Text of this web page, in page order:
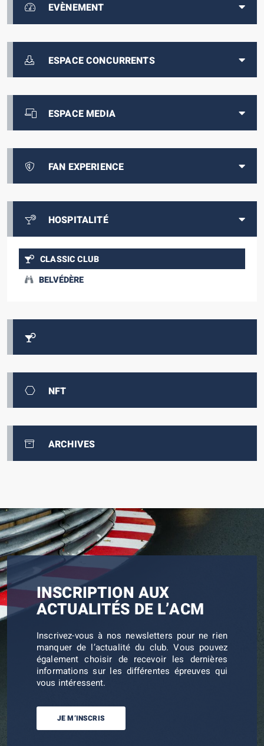
EVÈNEMENT
ESPACE CONCURRENTS
ESPACE MEDIA
FAN EXPERIENCE
HOSPITALITÉ
CLASSIC CLUB
BELVÉDÈRE
NFT
ARCHIVES
INSCRIPTION AUX
ACTUALITÉS DE L’ACM
Inscrivez-vous à nos newsletters pour ne rien
manquer de l’actualité du club. Vous pouvez
également choisir de recevoir les dernières
informations sur les différentes épreuves qui
vous intéressent.
JE M’INSCRIS